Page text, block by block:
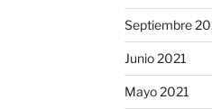
Septiembre
Junio 2021
Mayo 2021